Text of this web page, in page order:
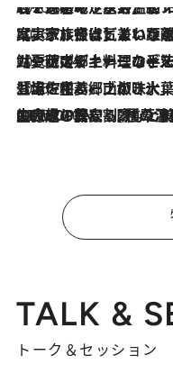
2026.8.7
【トンボの足水浴】ヒノキの香りに包まれて涼感マックス！約13℃の湧水かけ流しを避暑地「星野温泉 トンボの湯」で体験
2026.7.31
【ホテル帰省】という選択肢をOMOが提案。家族とほどよい距離を保つ
2026.7.24
【夏限定ディナーコース】旬を迎える稚鮎や花ズッキーニなどをイタリア・ト
2026.7.17
「土佐和ハーブかき氷」がOMO7高知に登場！生姜、山椒、大葉など目にも舌にも涼を呼ぶ郷土の味
2026.7.10
NEW OPEN！【界 草津】名湯の地に誕生。趣の異なる2種の温泉と上州ならではの会席・蕎麦割烹など美食を味わう究極の癒やし旅
TALK &
トーク＆セッション